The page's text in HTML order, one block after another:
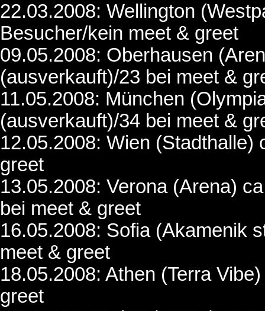
22.03.2008: Wellington
Besucher/kein meet & greet
09.05.2008: Oberhausen
(ausverkauft)/23 bei meet &
11.05.2008: München
(ausverkauft)/34 bei meet &
12.05.2008: Wien
greet
13.05.2008: Verona (Arena)
bei meet & greet
16.05.2008: Sofia (Akamenik
meet & greet
18.05.2008: Athen (Terra
greet